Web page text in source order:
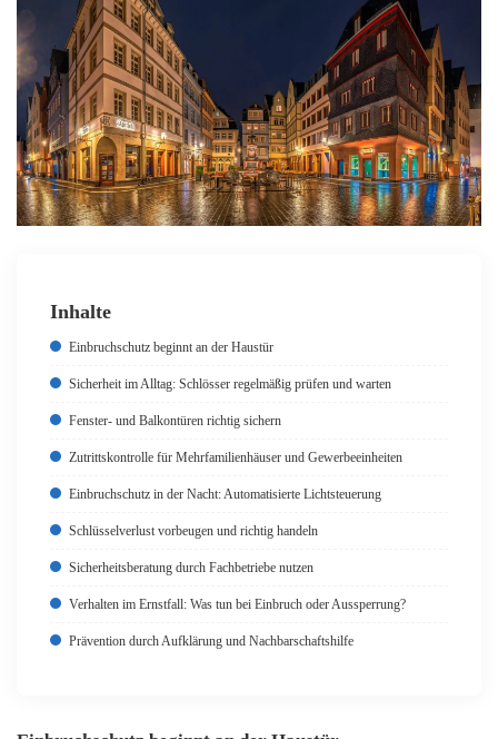
Inhalte
Einbruchschutz beginnt an der Haustür
Sicherheit im Alltag: Schlösser regelmäßig prüfen und warten
Fenster- und Balkontüren richtig sichern
Zutrittskontrolle für Mehrfamilienhäuser und Gewerbeeinheiten
Einbruchschutz in der Nacht: Automatisierte Lichtsteuerung
Schlüsselverlust vorbeugen und richtig handeln
Sicherheitsberatung durch Fachbetriebe nutzen
Verhalten im Ernstfall: Was tun bei Einbruch oder Aussperrung?
Prävention durch Aufklärung und Nachbarschaftshilfe